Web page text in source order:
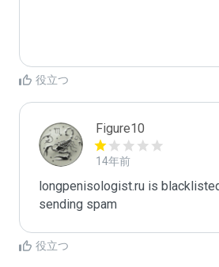
役立つ
Figure10
14年前
longpenisologist.ru is
sending spam
役立つ